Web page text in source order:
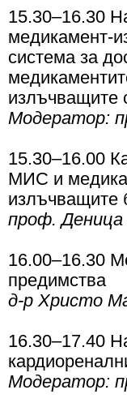
15.30–16.30
медикамент-
система за
излъчващите
Модератор:
15.30–16.00
МИС и
излъчващите
проф.
16.00–16.30
предимства
д-р Христо
16.30–17.40
Модератор: